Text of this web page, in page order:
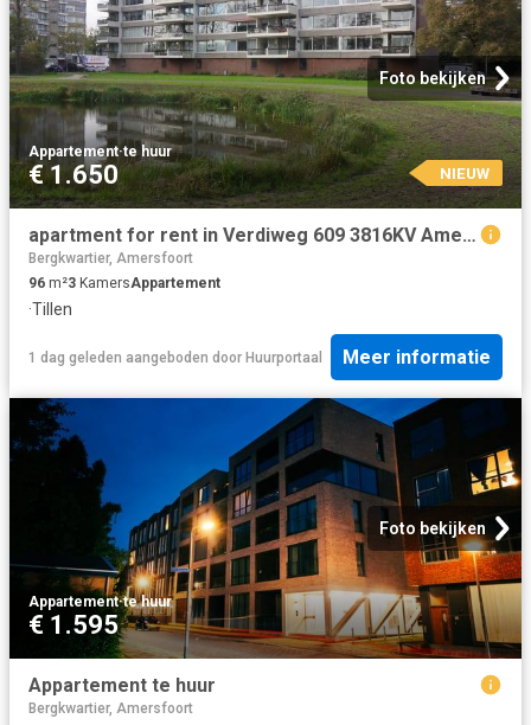
Foto bekijken
Appartement·te huur
€ 1.650 NIEUW
apartment for rent in Verdiweg 609 3816KV Amersfoort Schuilenburg Zuid Amersfoort
Bergkwartier, Amersfoort
96 m²3 KamersAppartement
·Tillen
1 dag geleden aangeboden door Huurportaal Meer informatie
Foto bekijken
Appartement·te huur
€ 1.595
Appartement te huur
Bergkwartier, Amersfoort